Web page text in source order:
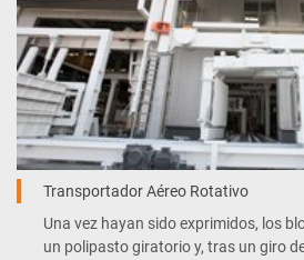
Transportador Aéreo Rotativo
Una vez hayan sido exprimidos, los
un polipasto giratorio y, tras un giro